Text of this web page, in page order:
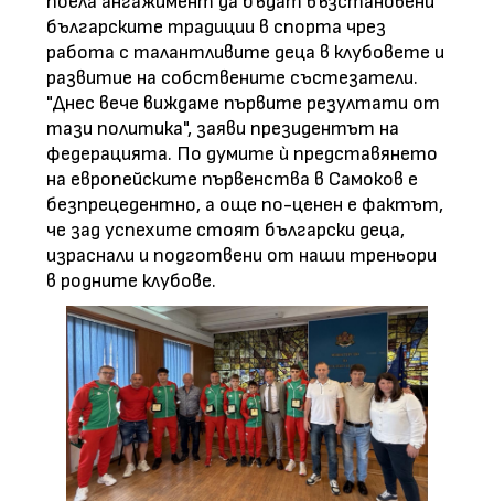
българските традиции в спорта чрез
работа с талантливите деца в клубовете и
развитие на собствените състезатели.
"Днес вече виждаме първите резултати от
тази политика", заяви президентът на
федерацията. По думите ѝ представянето
на европейските първенства в Самоков е
безпрецедентно, а още по-ценен е фактът,
че зад успехите стоят български деца,
израснали и подготвени от наши треньори
в родните клубове.